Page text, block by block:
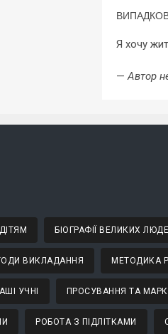
Я хочу
—Автор
БІОГРАФІЇ ВЕЛИКИХ
ВИКЛАДАННЯ МЕТОДИКА
УЧНІ ПРОСУВАННЯ ТА
РОБОТА З ПІДЛІТКАМИ